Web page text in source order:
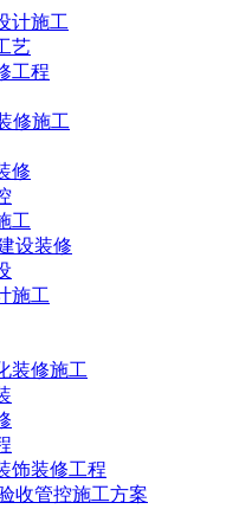
计施工
艺
工程
修施工
修
工
设装修
施工
装修施工
饰装修工程
收管控施工方案